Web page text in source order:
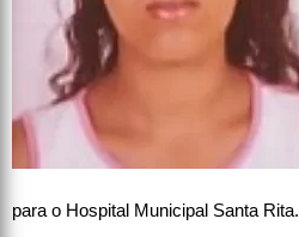
para o Hospital Municipal Santa Rita.